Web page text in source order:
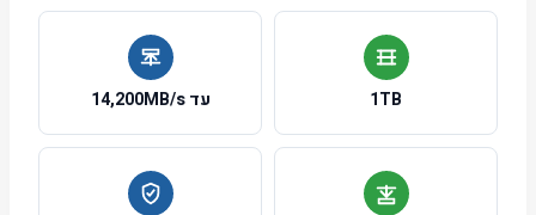
1TB עד 14,200MB/s